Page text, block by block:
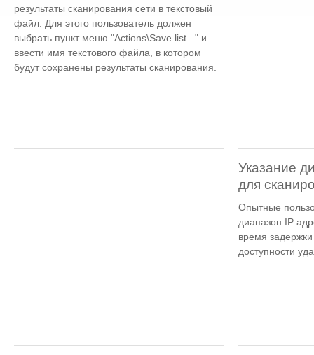
результаты сканирования сети в текстовый
файл. Для этого пользователь должен
выбрать пункт меню "Actions\Save list..." и
ввести имя текстового файла, в котором
будут сохранены результаты сканирования.
Указание
для
Опытные
диапазон IP
время
доступности